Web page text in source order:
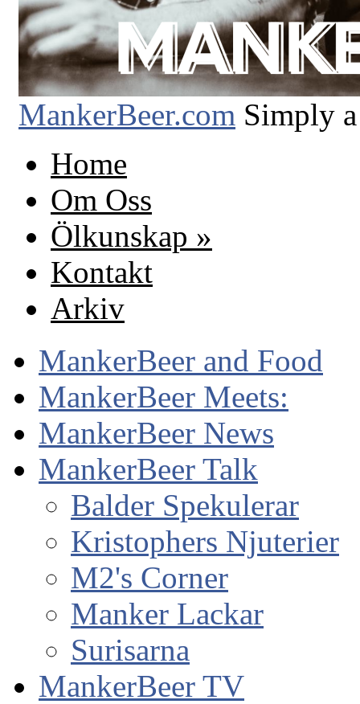
MankerBeer.com Simply
Home
Om Oss
Ölkunskap »
Kontakt
Arkiv
MankerBeer and Food
MankerBeer Meets:
MankerBeer News
MankerBeer Talk
Balder Spekulerar
Kristophers Njuterier
M2's Corner
Manker Lackar
Surisarna
MankerBeer TV